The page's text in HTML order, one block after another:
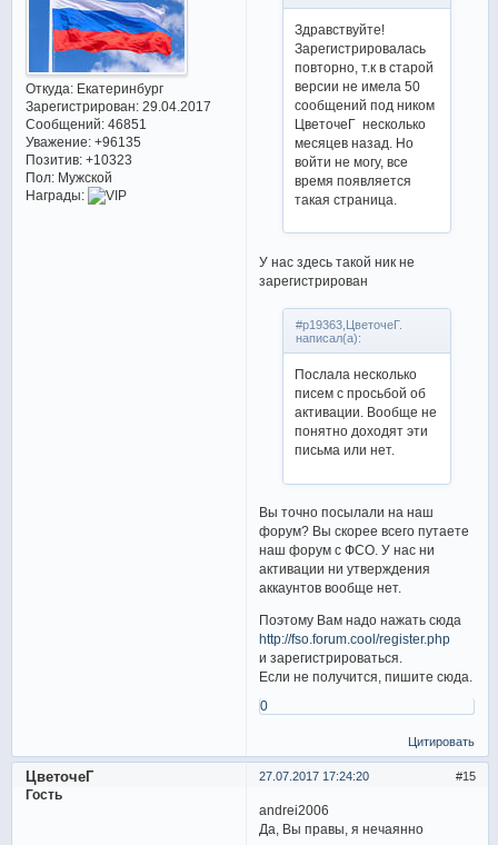
Откуда:Екатеринбург
Зарегистрирован: 29.04.2017
Сообщений:46851
Уважение: +96135
Позитив: +10323
Пол:Мужской
Награды:
Здравствуйте!
Зарегистрировалась
повторно, т.к в старой
версии не имела 50
сообщений под ником
ЦветочеГ несколько
месяцев назад. Но
войти не могу, все
время появляется
такая страница.
У нас здесь такой ник не
зарегистрирован
#p19363,ЦветочеГ.
написал(а):
Послала несколько
писем с просьбой об
активации. Вообще не
понятно доходят эти
письма или нет.
Вы точно посылали на наш
форум? Вы скорее всего путаете
наш форум с ФСО. У нас ни
активации ни утверждения
аккаунтов вообще нет.
Поэтому Вам надо нажать сюда
http://fso.forum.cool/register.php
и зарегистрироваться.
Если не получится, пишите сюда.
0
Цитировать
15
27.07.2017 17:24:20
ЦветочеГ
Гость
andrei2006
Да, Вы правы, я нечаянно